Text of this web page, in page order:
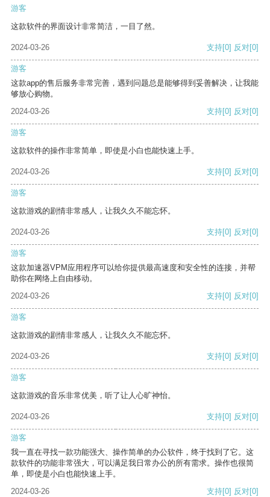
游客
这款软件的界面设计非常简洁，一目了然。
2024-03-26 支持[0] 反对[0]
游客
这款app的售后服务非常完善，遇到问题总是能够得到妥善解决，让我能
够放心购物。
2024-03-26
支持[0] 反对[0]
游客
这款软件的操作非常简单，即使是小白也能快速上手。
2024-03-26 支持[0] 反对[0]
游客
这款游戏的剧情非常感人，让我久久不能忘怀。
2024-03-26 支持[0] 反对[0]
游客
这款加速器VPM应用程序可以给你提供最高速度和安全性的连接，并帮
助你在网络上自由移动。
2024-03-26
支持[0] 反对[0]
游客
这款游戏的剧情非常感人，让我久久不能忘怀。
2024-03-26 支持[0] 反对[0]
游客
这款游戏的音乐非常优美，听了让人心旷神怡。
2024-03-26 支持[0] 反对[0]
游客
我一直在寻找一款功能强大、操作简单的办公软件，终于找到了它。这
款软件的功能非常强大，可以满足我日常办公的所有需求。操作也很简
单，即使是小白也能快速上手。
2024-03-26
支持[0] 反对[0]